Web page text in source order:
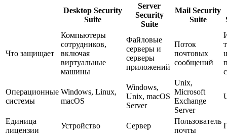
Desktop Security
Suite
Server
Security
Suite
Mail Security
Suite
Что защищает
Компьютеры
сотрудников,
включая
виртуальные
машины
Файловые
серверы и
серверы
приложений
Поток
почтовых
сообщений
Операционные
системы
Windows, Linux,
macOS
Windows,
Unix, macOS
Server
Unix,
Microsoft
Exchange
Server
Единица
лицензии
Устройство Сервер
Пользователь
почты